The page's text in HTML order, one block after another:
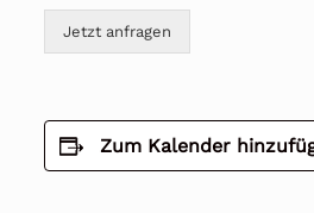
Jetzt anfragen
Zum Kalender